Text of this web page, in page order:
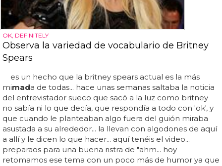
OK, DEFINITELY
Observa la variedad de vocabulario de Britney
Spears
es un hecho que la britney spears actual es la más
mimada de todas... hace unas semanas saltaba la noticia
del entrevistador sueco que sacó a la luz como britney
no sabía ni lo que decía, que respondía a todo con 'ok', y
que cuando le planteaban algo fuera del guión miraba
asustada a su alrededor... la llevan con algodones de aquí
a allí y le dicen lo que hacer... aquí tenéis el video...
preparaos para una buena ristra de "ahm... hoy
retomamos ese tema con un poco más de humor ya que